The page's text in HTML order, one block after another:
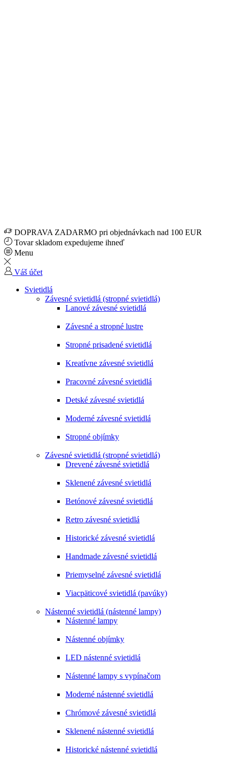
DOPRAVA ZADARMO pri objednávkach nad 100 EUR
Tovar skladom expedujeme ihneď
Menu
Váš účet
Svietidlá
Závesné svietidlá (stropné svietidlá)
Lanové závesné svietidlá
Závesné a stropné lustre
Stropné prisadené svietidlá
Kreatívne závesné svietidlá
Pracovné závesné svietidlá
Detské závesné svietidlá
Moderné závesné svietidlá
Stropné objímky
Závesné svietidlá (stropné svietidlá)
Drevené závesné svietidlá
Sklenené závesné svietidlá
Betónové závesné svietidlá
Retro závesné svietidlá
Historické závesné svietidlá
Handmade závesné svietidlá
Priemyselné závesné svietidlá
Viacpäticové svietidlá (pavúky)
Nástenné svietidlá (nástenné lampy)
Nástenné lampy
Nástenné objímky
LED nástenné svietidlá
Nástenné lampy s vypínačom
Moderné nástenné svietidlá
Chrómové závesné svietidlá
Sklenené nástenné svietidlá
Historické nástenné svietidlá